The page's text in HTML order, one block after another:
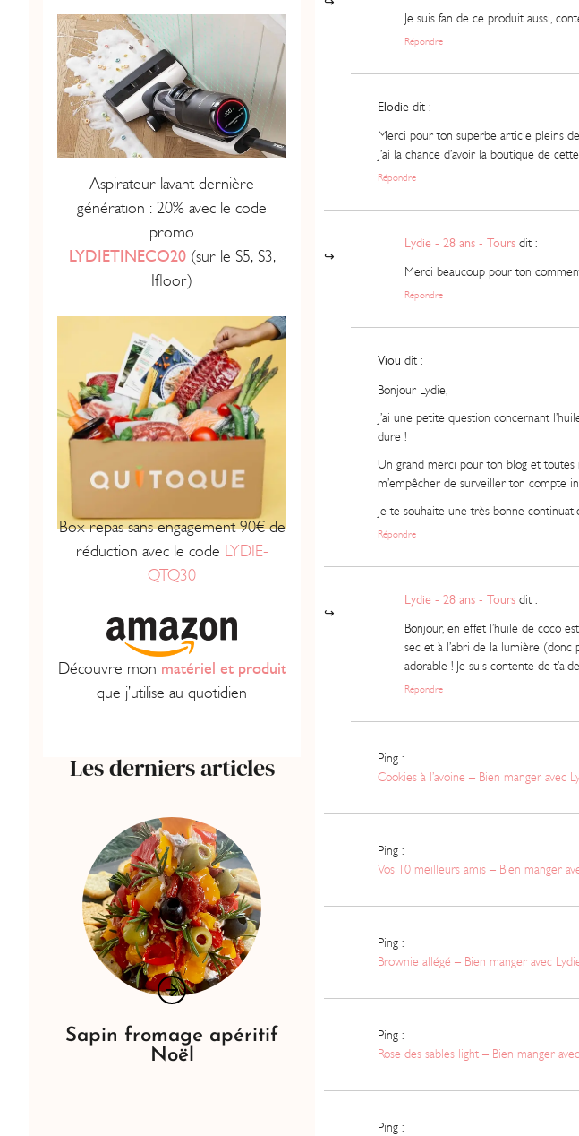
Aspirateur lavant dernière
génération : 20% avec le code
promo
LYDIETINECO20 (sur le S5, S3,
Ifloor)
Box repas sans engagement 90€ de
réduction avec le code LYDIE-
QTQ30
Découvre mon matériel et produit
que j’utilise au quotidien
Les derniers articles
Sapin fromage apéritif
Noël
Je suis fan de ce produit aussi,
Répondre
Elodie dit :
Merci pour ton superbe article pleins
J’ai la chance d’avoir la boutique de
Répondre
Lydie - 28 ans - Tours dit :
Merci beaucoup pour ton
Répondre
Viou dit :
Bonjour Lydie,
J’ai une petite question concernant
dure !
Un grand merci pour ton blog et toutes
m’empêcher de surveiller ton compte
Je te souhaite une très bonne
Répondre
Lydie - 28 ans - Tours dit :
Bonjour, en effet l’huile de coco
sec et à l’abri de la lumière (donc
adorable ! Je suis contente de
Répondre
Ping :
Cookies à l’avoine – Bien manger avec
Ping :
Vos 10 meilleurs amis – Bien manger
Ping :
Brownie allégé – Bien manger avec
Ping :
Rose des sables light – Bien manger
Ping :